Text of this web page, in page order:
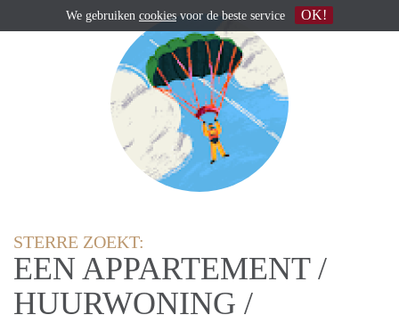
STERRE ZOEKT:
EEN APPARTEMENT /
HUURWONING /
We gebruiken cookies voor de beste service OK!